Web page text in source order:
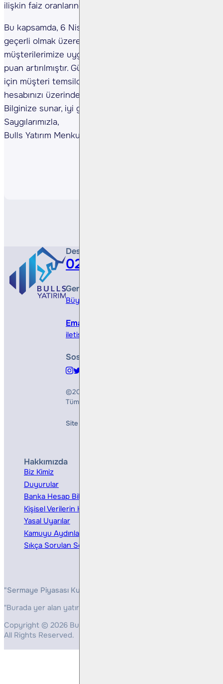
ilişkin faiz oranlarında güncelleme yapılmıştır.
Bu kapsamda, 6 Nisan 2026 tarihinden itibaren
geçerli olmak üzere, kredi kullanan tüm
müşterilerimize uygulanan kredi faiz oranları 2 (iki)
puan artırılmıştır. Güncel faiz oranları ve detaylı bilgi
için müşteri temsilcinizle iletişime geçebilir veya
hesabınızı üzerinden inceleyebilirsiniz.
Bilginize sunar, iyi günler dileriz.
Saygılarımızla,
Bulls Yatırım Menkul Değerler A.Ş.
Destek Hattı
0212 410 0500
Genel Müdürlük
Büyükdere Cad. No 173, 1. Levent Plaza, B
Email
iletisim@bullsyatirim.com
Sosyal Medya
©2026
Tüm Hakları Saklıdır
Site Creation & Technology by
Hakkımızda
Biz Kimiz
Duyurular
Banka Hesap Bilgileri
Kişisel Verilerin Korunması
Yasal Uyarılar
Kamuyu Aydınlatma
Sıkça Sorulan Sorular
"Sermaye Piyasası Kurulunun, Yatırım Hizmetleri ve
"Burada yer alan yatırım bilgi, yorum ve tavsiyeleri yatırım
Copyright © 2026 Bulls Yatırım Menkul Değerler
All Rights Reserved.